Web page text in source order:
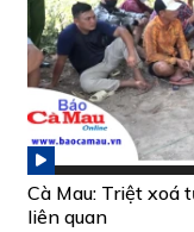
Cà Mau: Triệt xoá
liên quan